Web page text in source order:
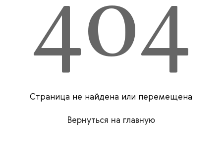
Страница не найдена или перемещена
Вернуться на главную